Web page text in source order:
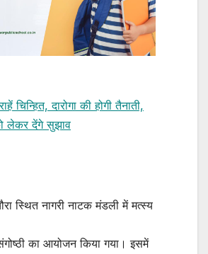
चिन्हित, दारोगा की होगी तैनाती,
लेकर देंगे सुझाव
स्थित नागरी नाटक मंडली में मत्स्य
का आयोजन किया गया। इसमें